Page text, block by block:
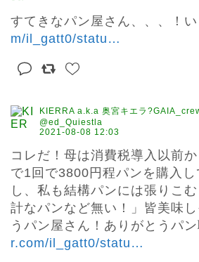
すてきなパン屋さん、、、！
m/il_gatt0/statu …
KIERRA a.k.a 奥宮キエラ
@ed_Quiestla
2021-08-08 12:03
コレだ！母は消費税導入以前
で1回で3800円程パンを購入
し、私も結構パンには張りこ
計なパンなど無い！」皆美味
うパン屋さん！ありがとうパ
r.com/il_gatt0/statu …